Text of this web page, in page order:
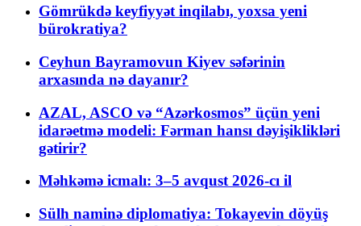
Gömrükdə keyfiyyət inqilabı, yoxsa yeni
bürokratiya?
Ceyhun Bayramovun Kiyev səfərinin
arxasında nə dayanır?
AZAL, ASCO və “Azərkosmos” üçün yeni
idarəetmə modeli: Fərman hansı dəyişiklikləri
gətirir?
Məhkəmə icmalı: 3–5 avqust 2026-cı il
Sülh naminə diplomatiya: Tokayevin döyüş